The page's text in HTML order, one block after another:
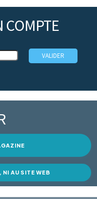
COMPTE
NI AU SITE WEB